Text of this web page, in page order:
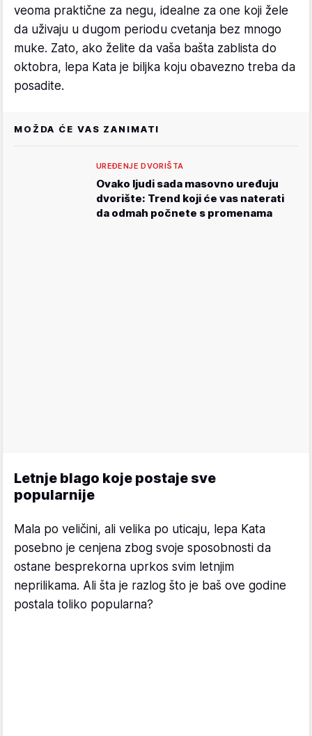
veoma praktične za negu, idealne za one koji žele
da uživaju u dugom periodu cvetanja bez mnogo
muke. Zato, ako želite da vaša bašta zablista do
oktobra, lepa Kata je biljka koju obavezno treba da
posadite.
MOŽDA ĆE VAS ZANIMATI
UREĐENJE DVORIŠTA
Ovako ljudi sada masovno uređuju
dvorište: Trend koji će vas naterati
da odmah počnete s promenama
Letnje blago koje postaje sve
popularnije
Mala po veličini, ali velika po uticaju, lepa Kata
posebno je cenjena zbog svoje sposobnosti da
ostane besprekorna uprkos svim letnjim
neprilikama. Ali šta je razlog što je baš ove godine
postala toliko popularna?